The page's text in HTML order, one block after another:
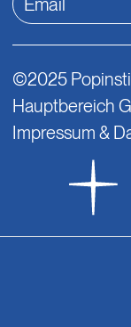
©2025
Hauptbereich
Impressum &